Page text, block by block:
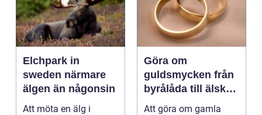
Elchpark in
sweden närmare
älgen än någonsin
Att möta en älg i
Göra om
guldsmycken från
byrålåda till älskad
favorit
Att göra om gamla